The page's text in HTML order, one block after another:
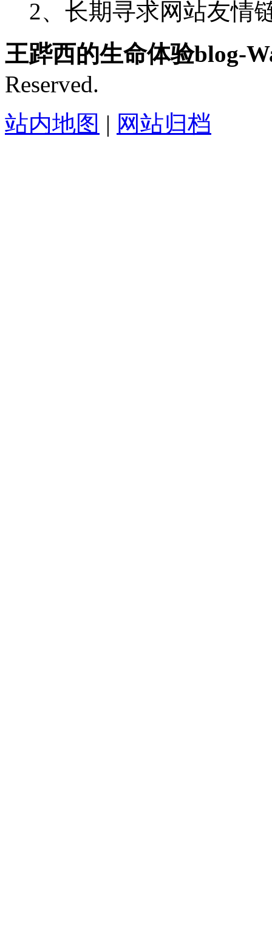
2、长期寻求网站友情
王跸西的生命体验blog-
Reserved.
站内地图 | 网站归档